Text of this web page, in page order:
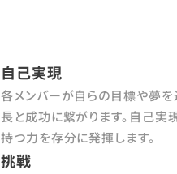
自己実現
各メンバーが自らの目標や夢
長と成功に繋がります。自己実
持つ力を存分に発揮します。
挑戦